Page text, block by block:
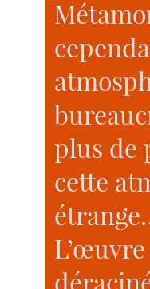
plus de
cette